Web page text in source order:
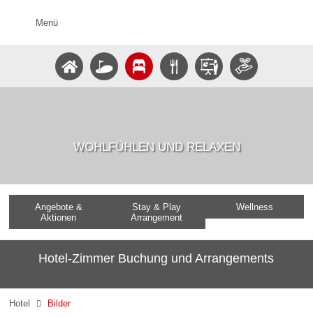
Menü
WOHLFÜHLEN UND RELAXEN
Angebote &
Aktionen
Stay & Play
Arrangement
Wellness
Hotel-Zimmer Buchung und Arrangements
Hotel  Bilder